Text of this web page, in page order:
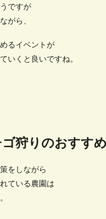
ですが
がら、
るイベントが
いくと良いですね。
狩りのおすす
をしながら
ている農園は